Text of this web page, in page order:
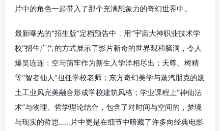
片中的角色一起带入了那个充满想象力的奇幻世界中。
最新曝光的“招生版”定档预告中，用“宇宙大神职业技术学
校”招生广告的方式展示了影片新奇的世界观和脑洞，令人
爆笑连连：空与蒲牢作为新生入学洋相尽出；天尊、树精
等“智者仙人”担任学校老师；东方奇幻美学与蒸汽朋克的废
土工业风完美融合形成学校建筑风格；学业课程上“神仙法
术”与物理、哲学理论结合，包含了对时间与空间的，梦境
与现实的哲思……片中更是在细节中暗藏了许多向经典电影